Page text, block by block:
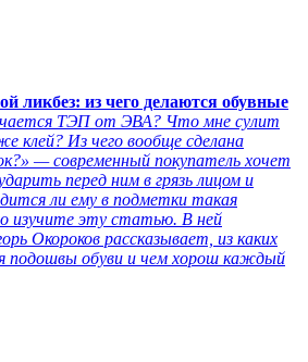
ликбез: из чего делаются обувные
ТЭП от ЭВА? Что мне сулит
Из чего вообще сделана
— современный покупатель хочет
перед ним в грязь лицом и
ли ему в подметки такая
изучите эту статью. В ней
Окороков рассказывает, из каких
подошвы обуви и чем хорош каждый